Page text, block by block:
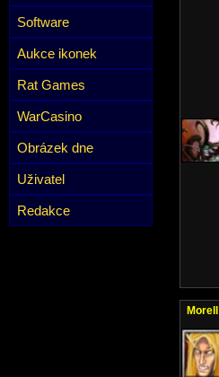
Software
Aukce ikonek
Rat Games
WarCasino
Obrázek dne
Uživatel
Redakce
Morell